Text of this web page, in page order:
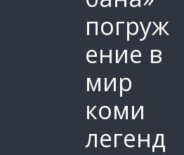
погруж
ение в
мир
коми
легенд